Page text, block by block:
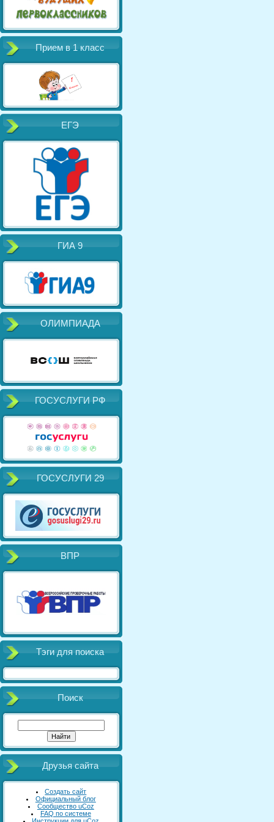
Прием в 1 класс
ЕГЭ
ГИА 9
ОЛИМПИАДА
ГОСУСЛУГИ РФ
ГОСУСЛУГИ 29
ВПР
Тэги для поиска
Поиск
Друзья сайта
Создать сайт
Официальный блог
Сообщество uCoz
FAQ по системе